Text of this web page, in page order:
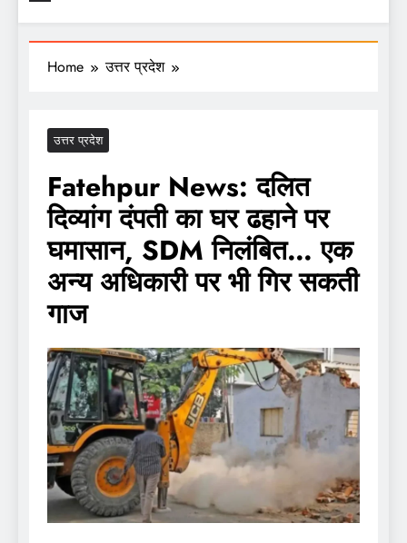
Home उत्तर प्रदेश
उत्तर प्रदेश
Fatehpur News: दलित
दिव्यांग दंपती का घर ढहाने पर
घमासान, SDM निलंबित… एक
अन्य अधिकारी पर भी गिर सकती
गाज